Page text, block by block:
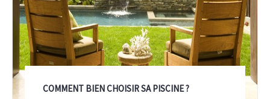
COMMENT BIEN CHOISIR SA PISCINE ?